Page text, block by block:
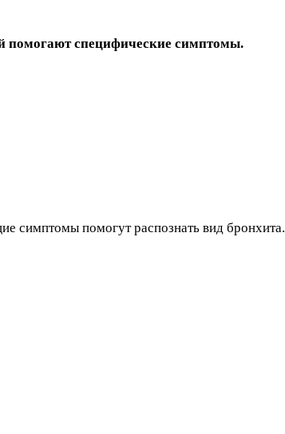
помогают специфические симптомы.
симптомы помогут распознать вид бронхита.